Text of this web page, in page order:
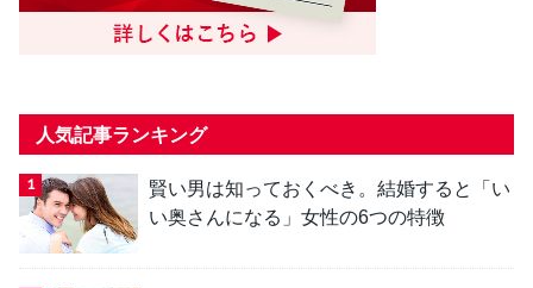
人気記事ランキング
賢い男は知っておくべき。結婚すると「い
い奥さんになる」女性の6つの特徴